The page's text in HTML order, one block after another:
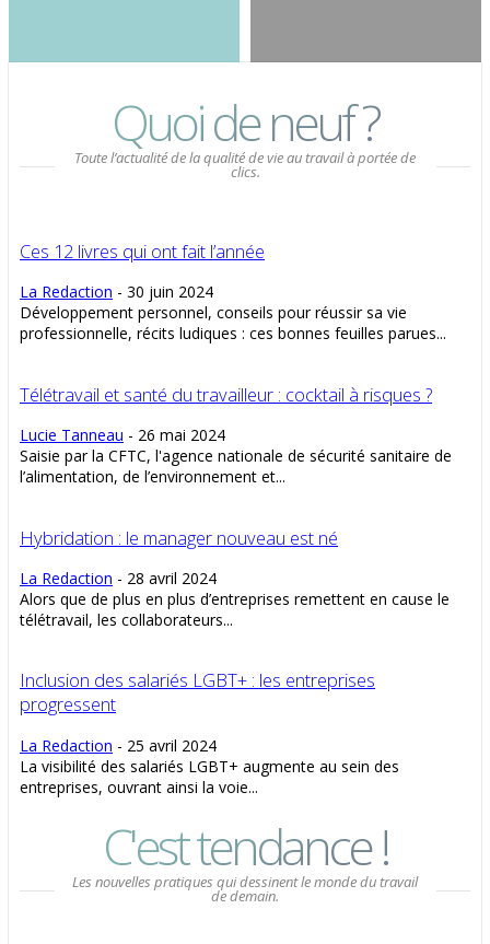
Quoi de neuf ?
Toute l’actualité de la qualité de vie au travail à portée de
clics.
Ces 12 livres qui ont fait l’année
La Redaction - 30 juin 2024
Développement personnel, conseils pour réussir sa vie
professionnelle, récits ludiques : ces bonnes feuilles parues...
Télétravail et santé du travailleur : cocktail à risques ?
Lucie Tanneau - 26 mai 2024
Saisie par la CFTC, l'agence nationale de sécurité sanitaire de
l’alimentation, de l’environnement et...
Hybridation : le manager nouveau est né
La Redaction - 28 avril 2024
Alors que de plus en plus d’entreprises remettent en cause le
télétravail, les collaborateurs...
Inclusion des salariés LGBT+ : les entreprises
progressent
La Redaction - 25 avril 2024
La visibilité des salariés LGBT+ augmente au sein des
entreprises, ouvrant ainsi la voie...
C'est tendance !
Les nouvelles pratiques qui dessinent le monde du travail
de demain.